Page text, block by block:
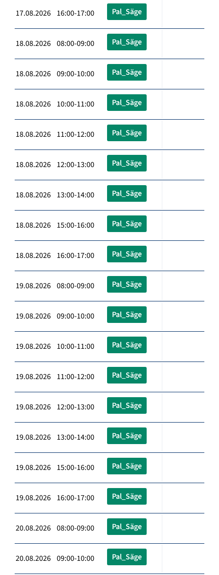
17.08.2026 16:00-17:00 Pal_Säge
18.08.2026 08:00-09:00 Pal_Säge
18.08.2026 09:00-10:00 Pal_Säge
18.08.2026 10:00-11:00 Pal_Säge
18.08.2026 11:00-12:00 Pal_Säge
18.08.2026 12:00-13:00 Pal_Säge
18.08.2026 13:00-14:00 Pal_Säge
18.08.2026 15:00-16:00 Pal_Säge
18.08.2026 16:00-17:00 Pal_Säge
19.08.2026 08:00-09:00 Pal_Säge
19.08.2026 09:00-10:00 Pal_Säge
19.08.2026 10:00-11:00 Pal_Säge
19.08.2026 11:00-12:00 Pal_Säge
19.08.2026 12:00-13:00 Pal_Säge
19.08.2026 13:00-14:00 Pal_Säge
19.08.2026 15:00-16:00 Pal_Säge
19.08.2026 16:00-17:00 Pal_Säge
20.08.2026 08:00-09:00 Pal_Säge
20.08.2026 09:00-10:00 Pal_Säge